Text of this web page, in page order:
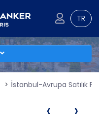
TR
İstanbul-Avrupa Satılık
‹ ›